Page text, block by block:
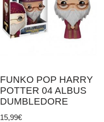
FUNKO POP HARRY
POTTER 04 ALBUS
DUMBLEDORE
15,99€